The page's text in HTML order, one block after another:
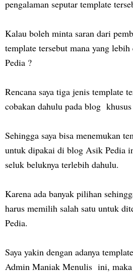
pengalaman seputar template
Kalau boleh minta saran dari
template tersebut mana yang
Pedia ?
Rencana saya tiga jenis template
cobakan dahulu pada blog
Sehingga saya bisa menemukan
untuk dipakai di blog Asik Pedia
seluk beluknya terlebih dahulu.
Karena ada banyak pilihan
harus memilih salah satu untuk
Pedia.
Saya yakin dengan adanya
Admin Maniak Menulis ini,